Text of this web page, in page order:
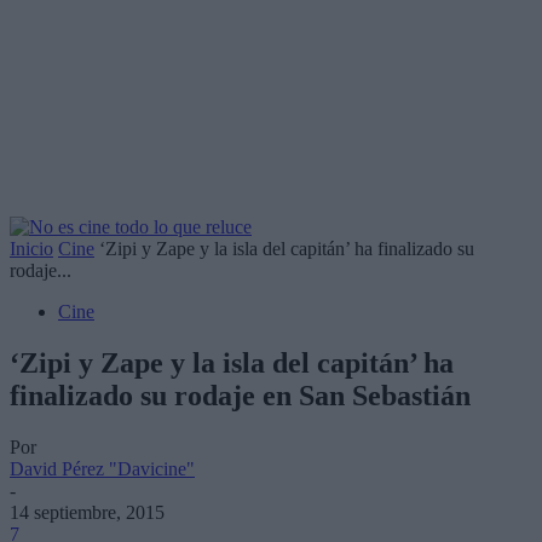
Inicio Cine ‘Zipi y Zape y la isla del capitán’ ha finalizado su
rodaje...
Cine
‘Zipi y Zape y la isla del capitán’ ha
finalizado su rodaje en San Sebastián
Por
David Pérez "Davicine"
-
14 septiembre, 2015
7